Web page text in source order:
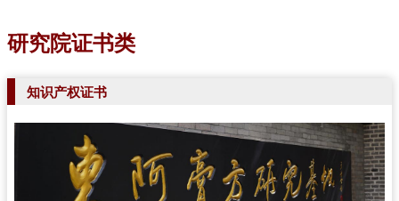
研究院证书类
知识产权证书